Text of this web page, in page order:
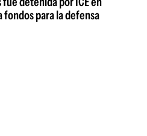
para la defensa